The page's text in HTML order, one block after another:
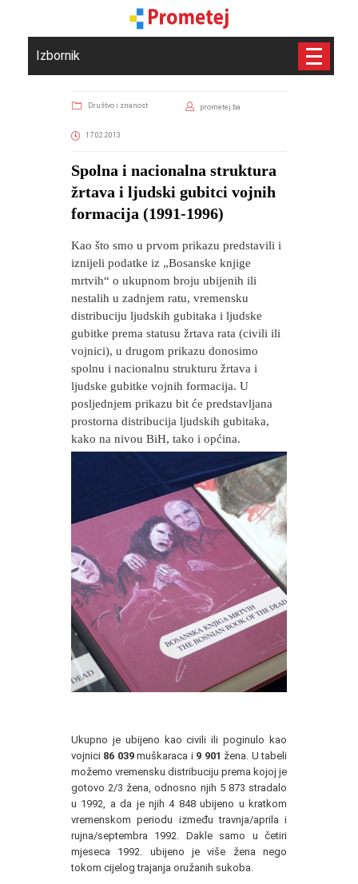
Izbornik
Društvo i znanost prometej.ba
17.02.2013
Spolna i nacionalna struktura
žrtava i ljudski gubitci vojnih
formacija (1991-1996)
Kao što smo u prvom prikazu predstavili i
iznijeli podatke iz „Bosanske knjige
mrtvih“ o ukupnom broju ubijenih ili
nestalih u zadnjem ratu, vremensku
distribuciju ljudskih gubitaka i ljudske
gubitke prema statusu žrtava rata (civili ili
vojnici), u drugom prikazu donosimo
spolnu i nacionalnu strukturu žrtava i
ljudske gubitke vojnih formacija. U
posljednjem prikazu bit će predstavljana
prostorna distribucija ljudskih gubitaka,
kako na nivou BiH, tako i općina.
Ukupno je ubijeno kao civili ili poginulo kao
vojnici 86 039muškaraca i 9 901 žena. U tabeli
možemo vremensku distribuciju prema kojoj je
gotovo 2/3 žena, odnosno njih 5 873 stradalo
u 1992, a da je njih 4 848 ubijeno u kratkom
vremenskom periodu između travnja/aprila i
rujna/septembra 1992. Dakle samo u četiri
mjeseca 1992. ubijeno je više žena nego
tokom cijelog trajanja oružanih sukoba.